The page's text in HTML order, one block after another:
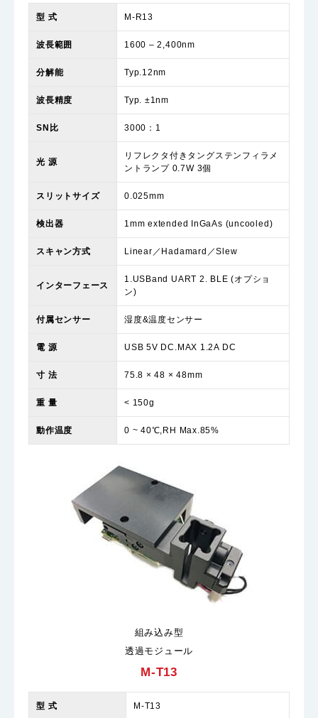
型 式 M-R13
波長範囲 1600 – 2,400nm
分解能 Typ.12nm
波長精度 Typ. ±1nm
SN比 3000：1
光 源
リフレクタ付きタングステンフィラメ
ントランプ 0.7W 3個
スリットサイズ 0.025mm
検出器 1mm extended InGaAs (uncooled)
スキャン方式 Linear／Hadamard／Slew
インターフェース
1.USBand UART 2. BLE (オプショ
ン)
付属センサー 湿度&温度センサー
電 源 USB 5V DC.MAX 1.2A DC
寸 法 75.8 × 48 × 48mm
重 量 < 150g
動作温度 0 ~ 40℃,RH Max.85%
組み込み型
透過モジュール
M-T13
型 式 M-T13